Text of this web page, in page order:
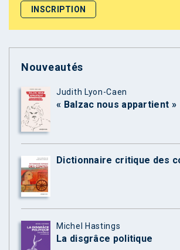
Nouveautés
Judith Lyon-Caen
« Balzac nous appartient »
Dictionnaire critique des
Michel Hastings
La disgrâce politique